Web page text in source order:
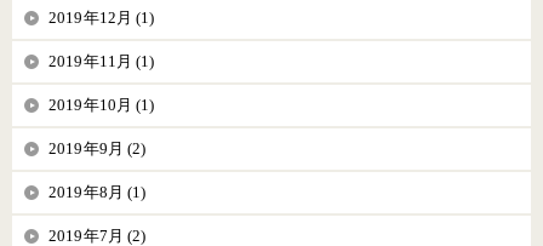
2019年12月 (1)
2019年11月 (1)
2019年10月 (1)
2019年9月 (2)
2019年8月 (1)
2019年7月 (2)